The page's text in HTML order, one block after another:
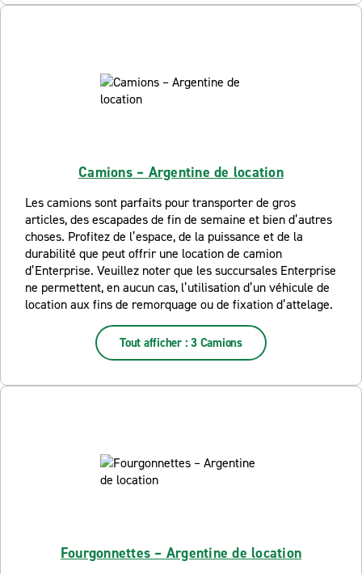
Camions – Argentine de location
Les camions sont parfaits pour transporter de gros
articles, des escapades de fin de semaine et bien d’autres
choses. Profitez de l’espace, de la puissance et de la
durabilité que peut offrir une location de camion
d’Enterprise. Veuillez noter que les succursales Enterprise
ne permettent, en aucun cas, l’utilisation d’un véhicule de
location aux fins de remorquage ou de fixation d’attelage.
Tout afficher : 3 Camions
Fourgonnettes – Argentine de location